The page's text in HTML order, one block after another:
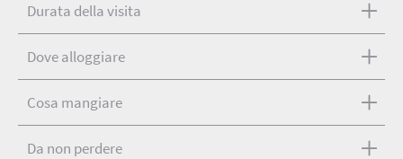
Durata della visita
Dove alloggiare
Cosa mangiare
Da non perdere